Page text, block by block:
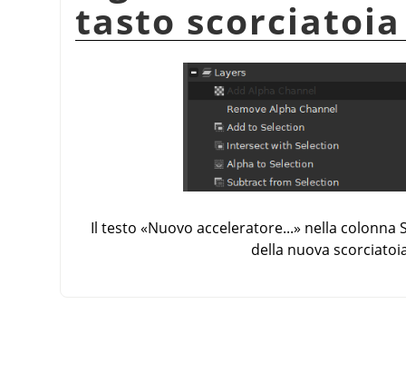
tasto scorciatoia
Il testo «Nuovo acceleratore...» nella colonna
della nuova